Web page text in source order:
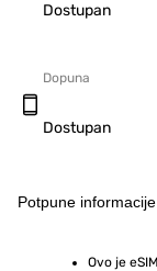
Dostupan
Dopuna
Dostupan
Potpune
Ovo je